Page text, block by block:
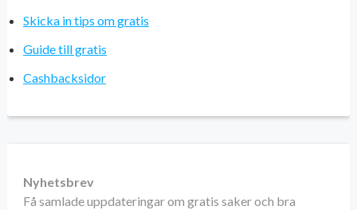
Skicka in tips om gratis
Guide till gratis
Cashbacksidor
Nyhetsbrev
Få samlade uppdateringar om gratis saker och bra